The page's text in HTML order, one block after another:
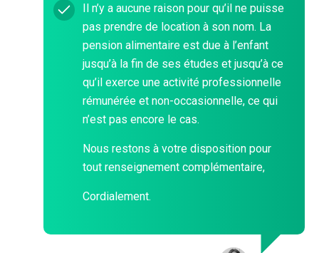
Il n’y a aucune raison pour qu’il ne puisse
pas prendre de location à son nom. La
pension alimentaire est due à l’enfant
jusqu’à la fin de ses études et jusqu’à ce
qu’il exerce une activité professionnelle
rémunérée et non-occasionnelle, ce qui
n’est pas encore le cas.
Nous restons à votre disposition pour
tout renseignement complémentaire,
Cordialement.